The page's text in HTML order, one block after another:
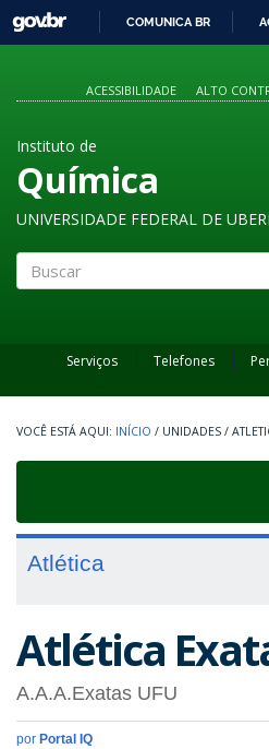
O
GOVBR
COMUNICA BR
ACESSIBILIDADE
ALTO
Instituto de
Química
UNIVERSIDADE FEDERAL DE
Serviços Telefones
INÍCIO / UNIDADES /
Atlética
Atlética
A.A.A.Exatas UFU
por Portal IQ